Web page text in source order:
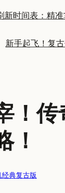
新时间表：精
新手起飞！复
！
！
典复古版